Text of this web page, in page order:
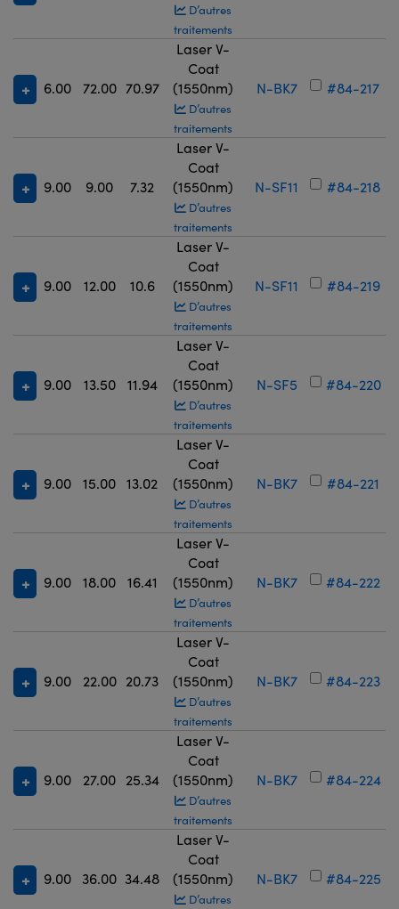
D’autres
traitements
6.00 72.00 70.97
Laser V-
Coat
(1550nm)
D’autres
traitements
N-BK7 #84-217
9.00 9.00 7.32
Laser V-
Coat
(1550nm)
D’autres
traitements
N-SF11 #84-218
9.00 12.00 10.6
Laser V-
Coat
(1550nm)
D’autres
traitements
N-SF11 #84-219
9.00 13.50 11.94
Laser V-
Coat
(1550nm)
D’autres
traitements
N-SF5 #84-220
9.00 15.00 13.02
Laser V-
Coat
(1550nm)
D’autres
traitements
N-BK7 #84-221
9.00 18.00 16.41
Laser V-
Coat
(1550nm)
D’autres
traitements
N-BK7 #84-222
9.00 22.00 20.73
Laser V-
Coat
(1550nm)
D’autres
traitements
N-BK7 #84-223
9.00 27.00 25.34
Laser V-
Coat
(1550nm)
D’autres
traitements
N-BK7 #84-224
9.00 36.00 34.48
Laser V-
Coat
(1550nm)
D’autres
N-BK7 #84-225